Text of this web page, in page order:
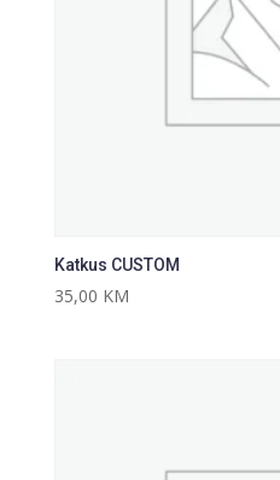
Katkus CUSTOM
35,00 KM